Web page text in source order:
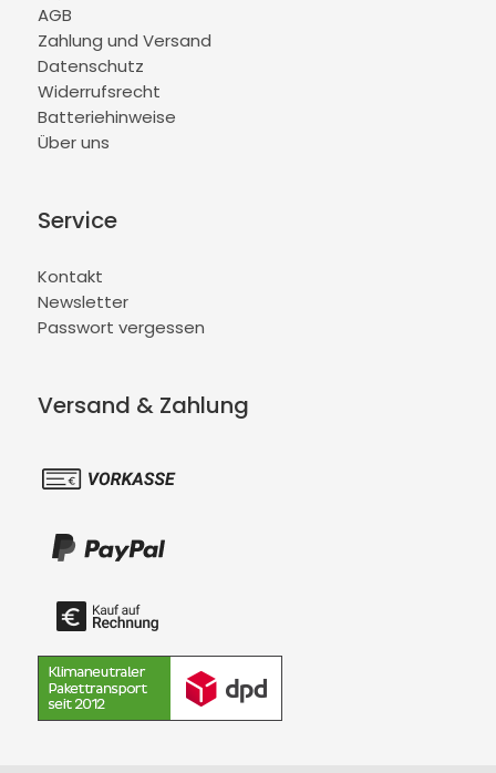
AGB
Zahlung und Versand
Datenschutz
Widerrufsrecht
Batteriehinweise
Über uns
Service
Kontakt
Newsletter
Passwort vergessen
Versand & Zahlung